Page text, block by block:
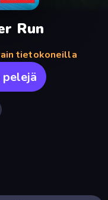
Run
tietokoneilla